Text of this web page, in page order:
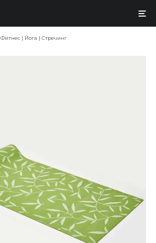
Фитнес | Йога | Стречинг